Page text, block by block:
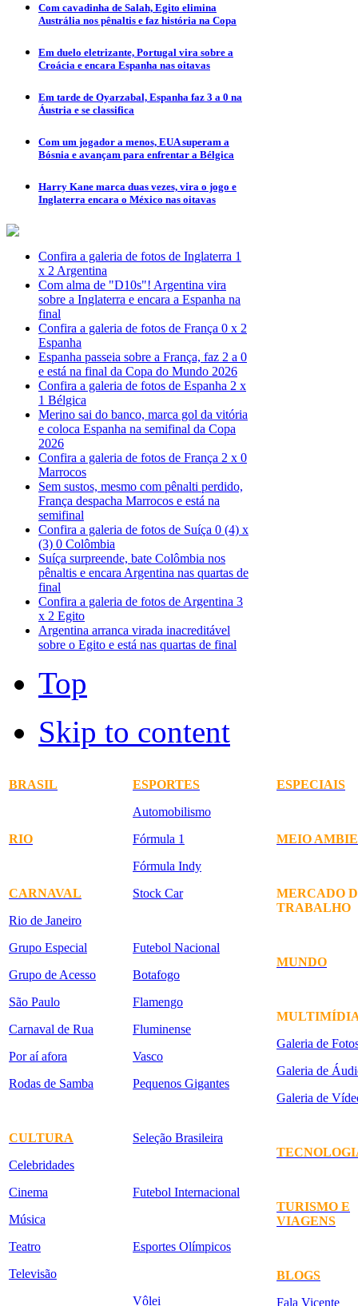
Com cavadinha de Salah, Egito elimina
Austrália nos pênaltis e faz história na Copa
Em duelo eletrizante, Portugal vira sobre a
Croácia e encara Espanha nas oitavas
Em tarde de Oyarzabal, Espanha faz 3 a 0 na
Áustria e se classifica
Com um jogador a menos, EUA superam a
Bósnia e avançam para enfrentar a Bélgica
Harry Kane marca duas vezes, vira o jogo e
Inglaterra encara o México nas oitavas
Confira a galeria de fotos de Inglaterra 1
x 2 Argentina
Com alma de "D10s"! Argentina vira
sobre a Inglaterra e encara a Espanha na
final
Confira a galeria de fotos de França 0 x 2
Espanha
Espanha passeia sobre a França, faz 2 a 0
e está na final da Copa do Mundo 2026
Confira a galeria de fotos de Espanha 2 x
1 Bélgica
Merino sai do banco, marca gol da vitória
e coloca Espanha na semifinal da Copa
2026
Confira a galeria de fotos de França 2 x 0
Marrocos
Sem sustos, mesmo com pênalti perdido,
França despacha Marrocos e está na
semifinal
Confira a galeria de fotos de Suíça 0 (4) x
(3) 0 Colômbia
Suíça surpreende, bate Colômbia nos
pênaltis e encara Argentina nas quartas de
final
Confira a galeria de fotos de Argentina 3
x 2 Egito
Argentina arranca virada inacreditável
sobre o Egito e está nas quartas de final
Top
Skip to content
BRASIL
RIO
CARNAVAL
Rio de Janeiro
Grupo Especial
Grupo de Acesso
São Paulo
Carnaval de Rua
Por aí afora
Rodas de Samba
CULTURA
Celebridades
Cinema
Música
Teatro
Televisão
ESPORTES
Automobilismo
Fórmula 1
Fórmula Indy
Stock Car
Futebol Nacional
Botafogo
Flamengo
Fluminense
Vasco
Pequenos Gigantes
Seleção Brasileira
Futebol Internacional
Esportes Olímpicos
Vôlei
ESPECIAIS
MEIO
MERCADO
TRABALHO
MUNDO
Galeria de
Galeria de
Galeria de
TURISMO E
VIAGENS
BLOGS
Fala Vicente